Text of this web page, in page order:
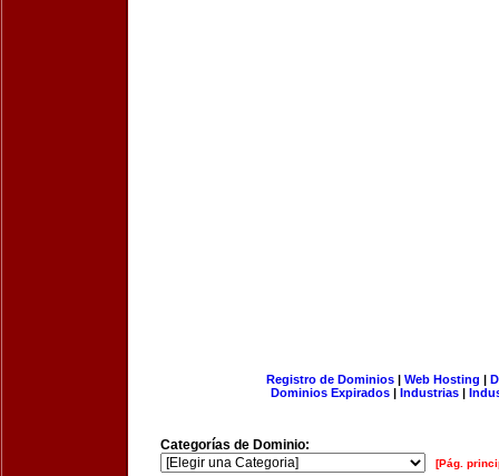
Registro de Dominios| Web Hosting |
Dominios Expirados | Industrias |
Categorías de Dominio:
[Pág.